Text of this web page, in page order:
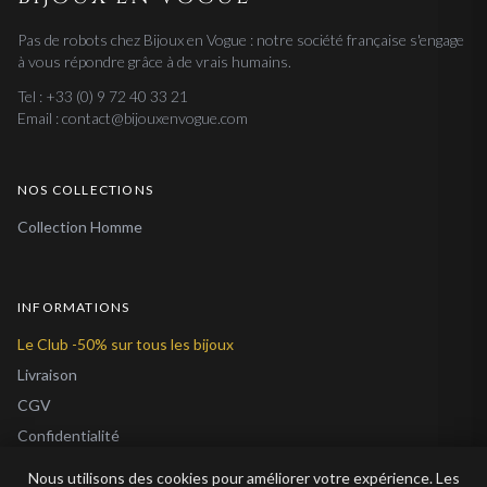
Pas de robots chez Bijoux en Vogue : notre société française s'engage
à vous répondre grâce à de vrais humains.
Tel : +33 (0) 9 72 40 33 21
Email : contact@bijouxenvogue.com
NOS COLLECTIONS
Collection Homme
INFORMATIONS
Le Club -50% sur tous les bijoux
Livraison
CGV
Confidentialité
Nous utilisons des cookies pour améliorer votre expérience. Les